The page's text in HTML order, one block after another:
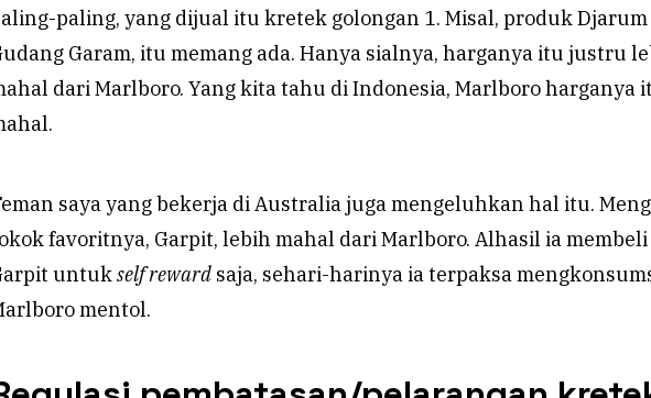
paling, yang dijual itu kretek golongan 1. Misal, produk Djarum
Garam, itu memang ada. Hanya sialnya, harganya itu justru
dari Marlboro. Yang kita tahu di Indonesia, Marlboro harganya
saya yang bekerja di Australia juga mengeluhkan hal itu.
favoritnya, Garpit, lebih mahal dari Marlboro. Alhasil ia membeli
untukself reward saja, sehari-harinya ia terpaksa
mentol.